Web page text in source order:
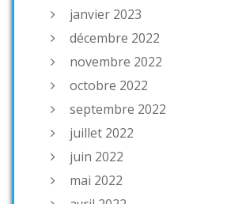
janvier 2023
décembre 2022
novembre 2022
octobre 2022
septembre 2022
juillet 2022
juin 2022
mai 2022